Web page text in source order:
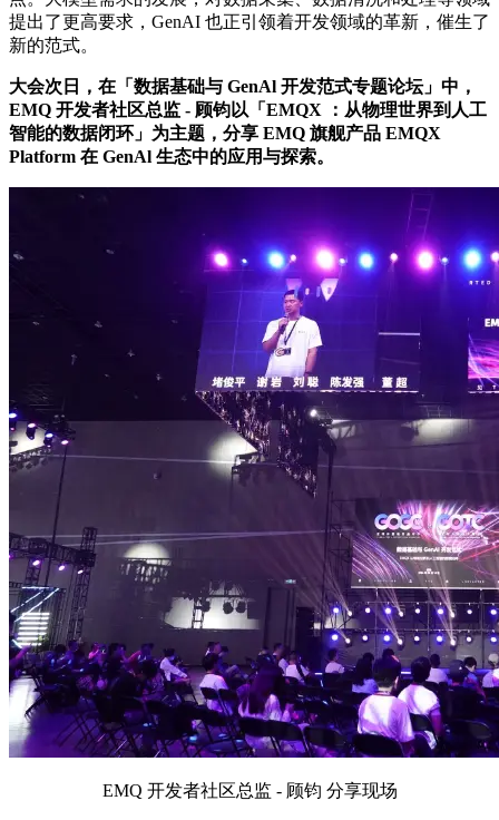
提出了更高要求，GenAI 也正引领着开发领域的革新，催生了
新的范式。
大会次日，在「数据基础与 GenAl 开发范式专题论坛」中，
EMQ 开发者社区总监 - 顾钧以「EMQX ：从物理世界到人工
智能的数据闭环」为主题，分享 EMQ 旗舰产品 EMQX
Platform 在 GenAl 生态中的应用与探索。
EMQ 开发者社区总监 - 顾钧 分享现场